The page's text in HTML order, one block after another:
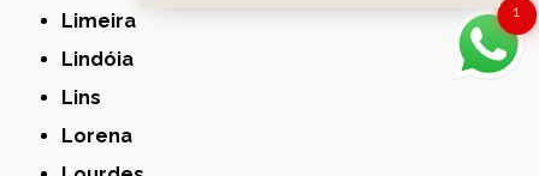
Limeira
Lindóia
Lins
Lorena
1